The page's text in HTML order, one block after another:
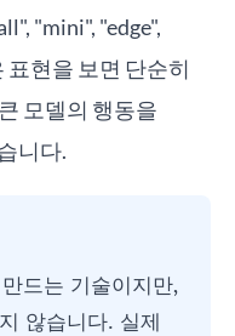
"mini", "edge",
현을 보면 단순히
모델의 행동을
니다.
드는 기술이지만,
않습니다. 실제